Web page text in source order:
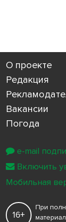
О проекте
Редакция
Вакансии
Погода
16+
При
e-mail
Включить
Мобильная